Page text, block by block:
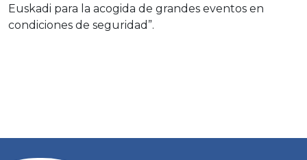
Euskadi para la acogida de grandes eventos en
condiciones de seguridad”.